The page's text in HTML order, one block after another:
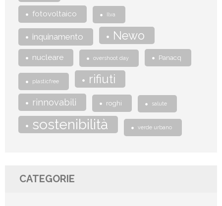
fotovoltaico Ilva
inquinamento Newo
nucleare overshoot day Panacq
plasticfree rifiuti
rinnovabili roghi salute
sostenibilità verde urbano
CATEGORIE